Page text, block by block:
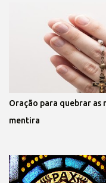
Oração para quebrar as
mentira